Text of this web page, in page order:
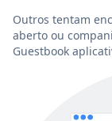
Outros tentam
aberto ou
Guestbook